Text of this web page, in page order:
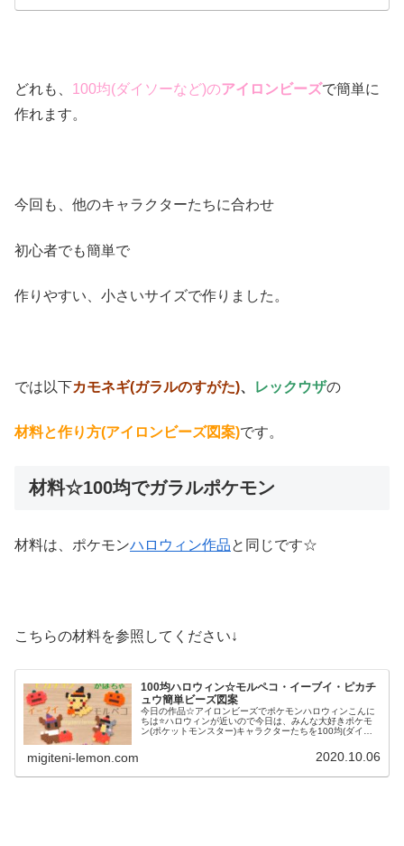
どれも、 100均(ダイソーなど)のアイロンビーズで簡単に
作れます。
今回も、他のキャラクターたちに合わせ
初心者でも簡単で
作りやすい、小さいサイズで作りました。
では以下カモネギ(ガラルのすがた)、 レックウザの
材料と作り方(アイロンビーズ図案)です。
材料☆100均でガラルポケモン
材料は、ポケモンハロウィン作品と同じです☆
こちらの材料を参照してください↓
100均ハロウィン☆モルペコ・イーブイ・ピカチ
ュウ簡単ビーズ図案
今日の作品☆アイロンビーズでポケモンハロウィンこんに
ちは⭐ハロウィンが近いので今日は、みんな大好きポケモ
ン(ポケットモンスター)キャラクターたちを100均(ダイソ
migiteni-lemon.com 2020.10.06